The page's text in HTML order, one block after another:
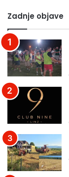
izvan
Zadnje objave